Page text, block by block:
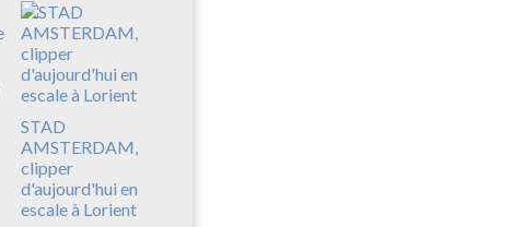
STAD
AMSTERDAM,
clipper
d'aujourd'hui en
escale à Lorient